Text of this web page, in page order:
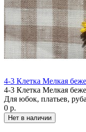
4-3 Клетка Мелкая
4-3 Клетка Мелкая
Для юбок, платьев,
0 р.